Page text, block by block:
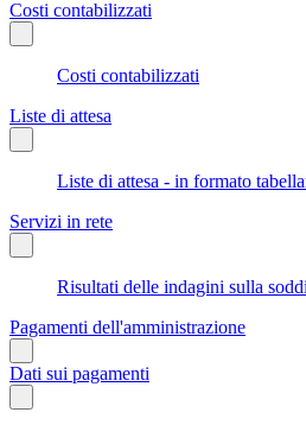
Costi contabilizzati
Costi contabilizzati
Liste di attesa
Liste di attesa - in formato
Servizi in rete
Risultati delle indagini sulla
Pagamenti dell'amministrazione
Dati sui pagamenti